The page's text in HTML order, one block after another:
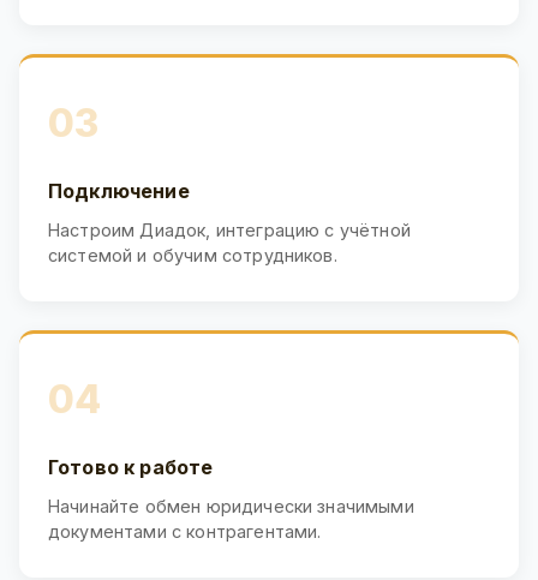
03
Подключение
Настроим Диадок, интеграцию с учётной
системой и обучим сотрудников.
04
Готово к работе
Начинайте обмен юридически значимыми
документами с контрагентами.